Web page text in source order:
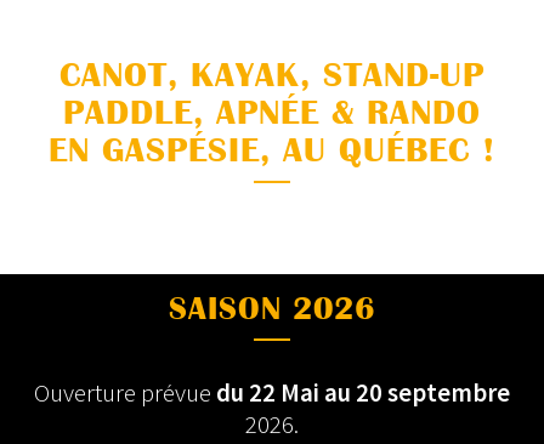
CANOT, KAYAK, STAND-UP
PADDLE, APNÉE & RANDO
EN GASPÉSIE, AU QUÉBEC !
SAISON 2026
Ouverture prévue du 22 Mai au 20 septembre
2026.